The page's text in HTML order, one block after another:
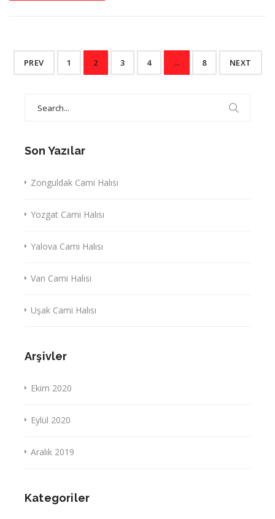
PREV 1 2 3 4 … 8 NEXT
Son Yazılar
Zonguldak Cami Halısı
Yozgat Cami Halısı
Yalova Cami Halısı
Van Cami Halısı
Uşak Cami Halısı
Arşivler
Ekim 2020
Eylül 2020
Aralık 2019
Kategoriler